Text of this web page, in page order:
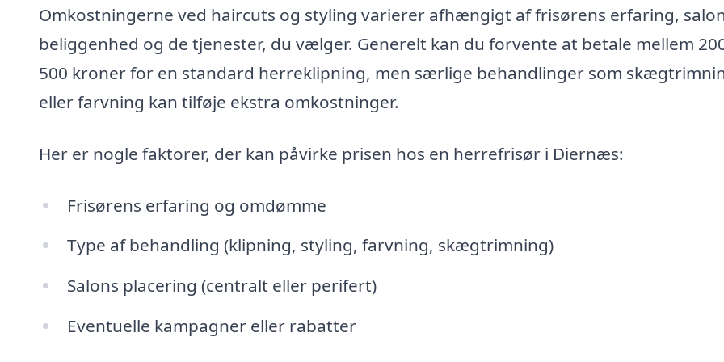
Omkostningerne ved haircuts og styling varierer afhængigt af frisørens erfaring,
beliggenhed og de tjenester, du vælger. Generelt kan du forvente at betale mellem
500 kroner for en standard herreklipning, men særlige behandlinger som
eller farvning kan tilføje ekstra omkostninger.
Her er nogle faktorer, der kan påvirke prisen hos en herrefrisør i Diernæs:
Frisørens erfaring og omdømme
Type af behandling (klipning, styling, farvning, skægtrimning)
Salons placering (centralt eller perifert)
Eventuelle kampagner eller rabatter